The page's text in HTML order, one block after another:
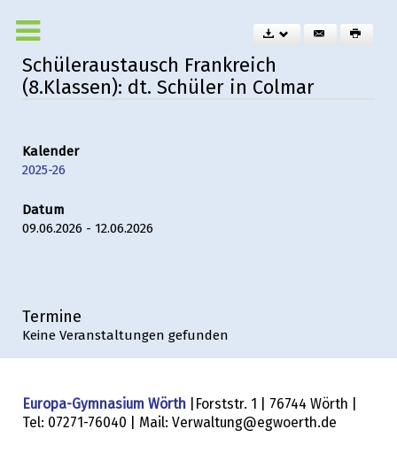
Schüleraustausch Frankreich
(8.Klassen): dt. Schüler in Colmar
Kalender
2025-26
Datum
09.06.2026 - 12.06.2026
Termine
Keine Veranstaltungen gefunden
Europa-Gymnasium Wörth |Forststr. 1 | 76744 Wörth |
Tel: 07271-76040 | Mail: Verwaltung@egwoerth.de